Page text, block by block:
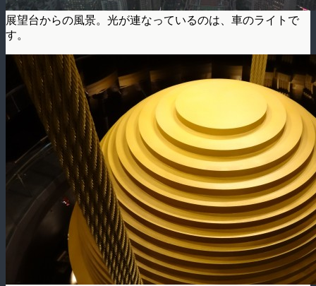
展望台からの風景。光が連なっているのは、車のライトで
す。